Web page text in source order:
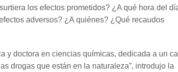
los efectos prometidos? ¿A qué hora del
adversos? ¿A quiénes? ¿Qué recaudos
y doctora en ciencias químicas, dedicada a un
drogas que están en la naturaleza”, introdujo la